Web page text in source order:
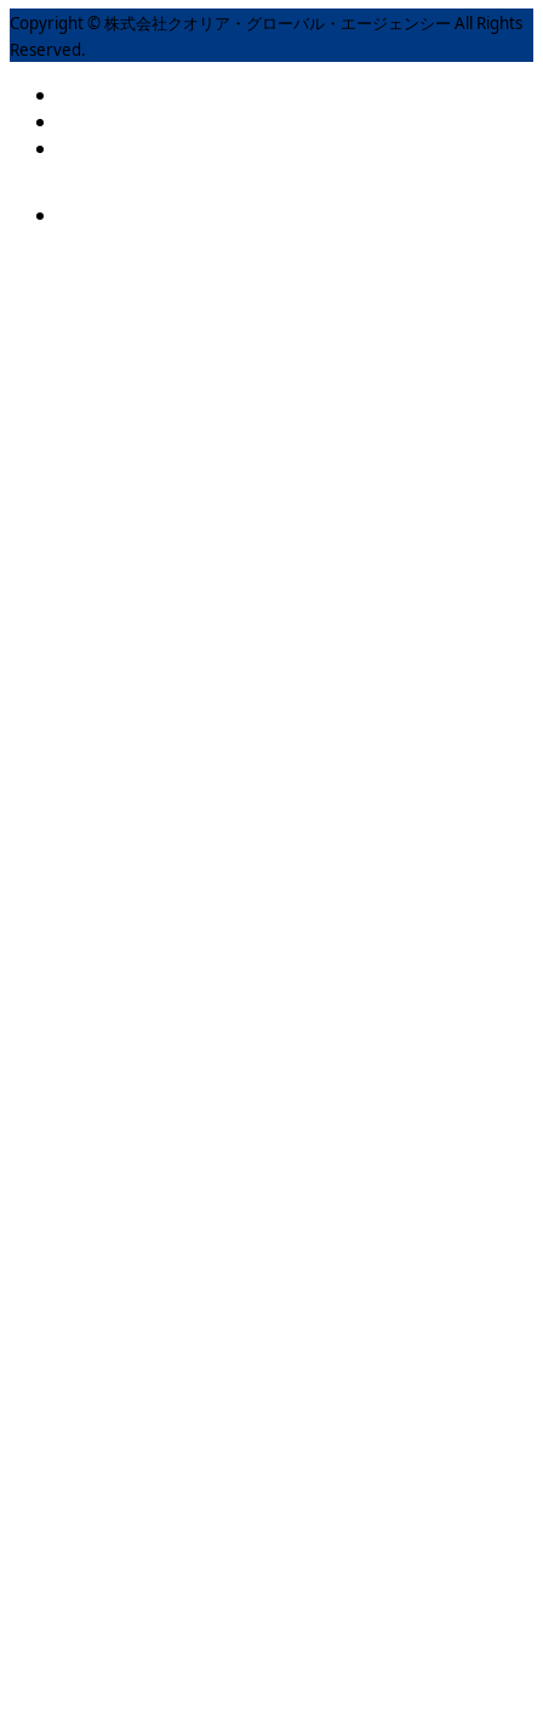
Copyright © 株式会社クオリア・グローバル・エージェンシー All Rights
Reserved.